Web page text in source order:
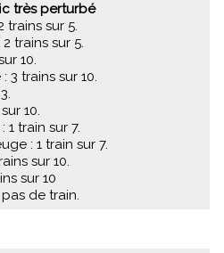
très perturbé
trains sur 5.
trains sur 5.
10.
3 trains sur 10.
10.
1 train sur 7.
: 1 train sur 7.
sur 10.
sur 10
de train.